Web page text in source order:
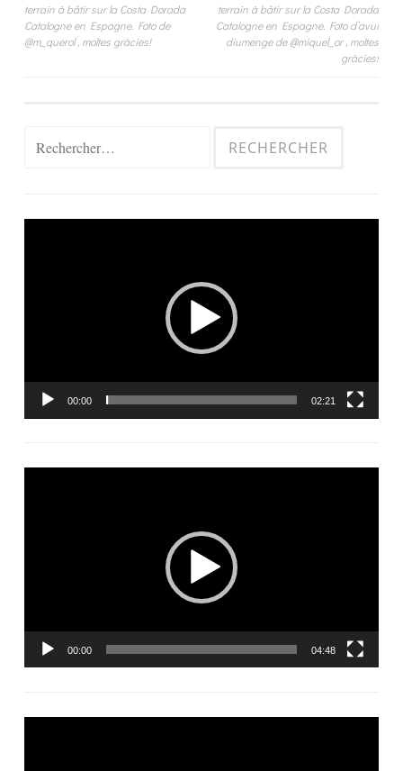
l’article
terrain à bâtir sur la Costa Dorada
Catalogne en Espagne. Foto de
@m_querol , moltes gràcies!
terrain à bâtir sur la Costa Dorada
Catalogne en Espagne. Foto d’avui
diumenge de @miquel_or , moltes
gràcies!
Rechercher :
00:00 02:21
00:00 04:48